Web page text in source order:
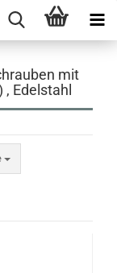
mit
Edelstahl